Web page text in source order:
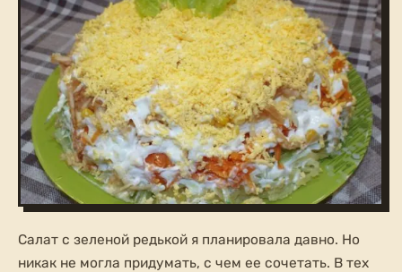
Салат с зеленой редькой я планировала давно. Но
никак не могла придумать, с чем ее сочетать. В тех